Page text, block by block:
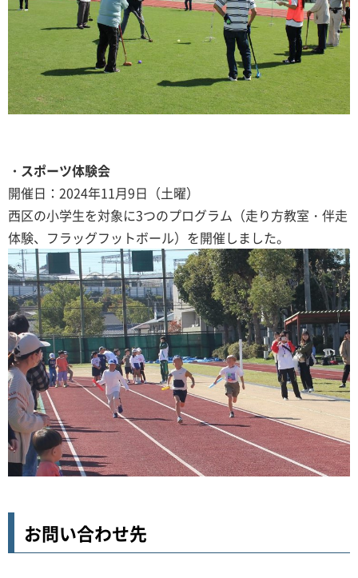
・スポーツ体験会
開催日：2024年11月9日（土曜）
西区の小学生を対象に3つのプログラム（走り方教室・伴走
体験、フラッグフットボール）を開催しました。
お問い合わせ先